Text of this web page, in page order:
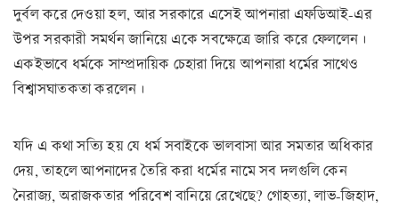
দুর্বল করে দেওয়া হল, আর সরকারে এসেই আপনারা এফডিআই-এর
উপর সরকারী সমর্থন জানিয়ে একে সবক্ষেত্রে জারি করে ফেললেন।
একইভাবে ধর্মকে সাম্প্রদায়িক চেহারা দিয়ে আপনারা ধর্মের সাথেও
বিশ্বাসঘাতকতা করলেন।
যদি এ কথা সত্যি হয় যে ধর্ম সবাইকে ভালবাসা আর সমতার অধিকার
দেয়, তাহলে আপনাদের তৈরি করা ধর্মের নামে সব দলগুলি কেন
নৈরাজ্য, অরাজকতার পরিবেশ বানিয়ে রেখেছে? গোহত্যা, লাভ-জিহাদ,